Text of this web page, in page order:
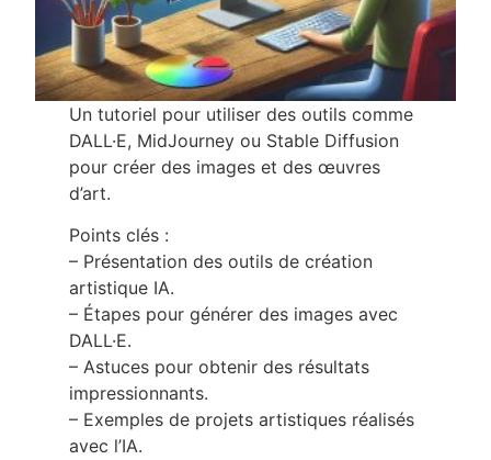
Un tutoriel pour utiliser des outils comme
DALL·E, MidJourney ou Stable Diffusion
pour créer des images et des œuvres
d’art.
Points clés :
– Présentation des outils de création
artistique IA.
– Étapes pour générer des images avec
DALL·E.
– Astuces pour obtenir des résultats
impressionnants.
– Exemples de projets artistiques réalisés
avec l’IA.